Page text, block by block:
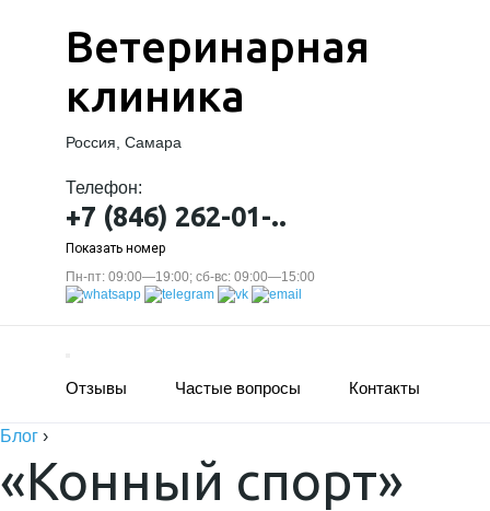
Ветеринарная
клиника
Россия, Самара
Телефон:
+7 (846) 262-01-..
Показать номер
Пн-пт: 09:00—19:00; сб-вс: 09:00—15:00
Отзывы Частые вопросы Контакты
Блог ›
«Конный спорт»